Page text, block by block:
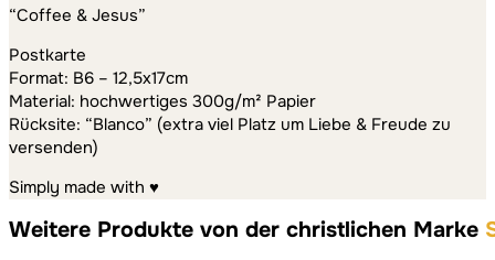
“Coffee & Jesus”
Postkarte
Format: B6 – 12,5x17cm
Material: hochwertiges 300g/m² Papier
Rücksite: “Blanco” (extra viel Platz um Liebe & Freude zu
versenden)
Simply made with ♥
Weitere Produkte von der christlichen Marke